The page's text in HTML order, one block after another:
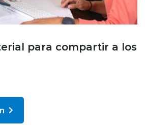
para compartir a los